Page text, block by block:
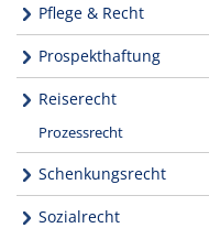
Pflege & Recht
Prospekthaftung
Reiserecht
Prozessrecht
Schenkungsrecht
Sozialrecht